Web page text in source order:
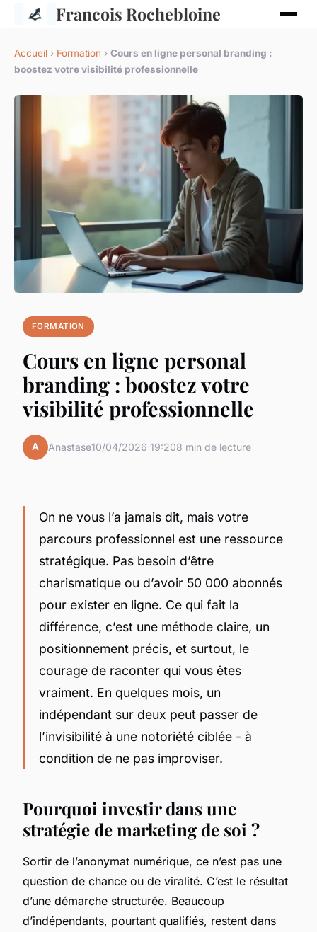
Francois Rochebloine
Accueil › Formation › Cours en ligne personal branding :
boostez votre visibilité professionnelle
FORMATION
Cours en ligne personal
branding : boostez votre
visibilité professionnelle
A Anastase10/04/2026 19:208 min de lecture
On ne vous l’a jamais dit, mais votre
parcours professionnel est une ressource
stratégique. Pas besoin d’être
charismatique ou d’avoir 50 000 abonnés
pour exister en ligne. Ce qui fait la
différence, c’est une méthode claire, un
positionnement précis, et surtout, le
courage de raconter qui vous êtes
vraiment. En quelques mois, un
indépendant sur deux peut passer de
l’invisibilité à une notoriété ciblée - à
condition de ne pas improviser.
Pourquoi investir dans une
stratégie de marketing de soi ?
Sortir de l’anonymat numérique, ce n’est pas une
question de chance ou de viralité. C’est le résultat
d’une démarche structurée. Beaucoup
d’indépendants, pourtant qualifiés, restent dans